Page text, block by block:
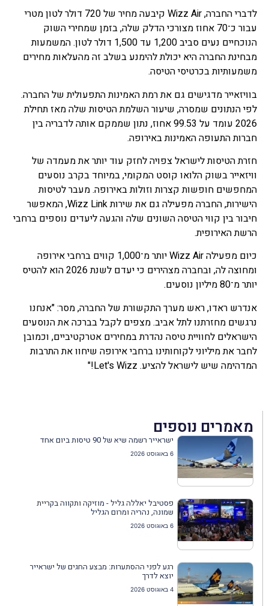
לדברי החברה, Wizz Air קיבעה מחיר של 720 דולר לטון מטרי
עבור כ־70 אחוז מצורכי הדלק שלה, בזמן שמחירי השוק
הנוכחיים נעים סביב 1,200 עד 1,500 דולר לטון. המשמעות
מבחינת החברה היא יכולת להימנע בשלב זה מהעלאות מחירים
משמעותיות בכרטיסי הטיסה.
בוויזאייר מדגישים גם את רמת האמינות התפעולית של החברה.
לפי הנתונים שמסרה, שיעור השלמת הטיסות שלה מאז תחילת
2026 עומד על 99.53 אחוז, נתון שממקם אותה לדבריה בין
חברות התעופה האמינות באירופה.
חזרת הטיסות לישראל צפויה לחזק עוד יותר את מעמדה של
וויזאייר בשוק הלואו קוסט המקומי, במיוחד בקרב נוסעים
המחפשים חופשות קצרות וזולות באירופה. מעבר לטיסות
הישירות, החברה מפעילה גם את שירות Wizz Link, המאפשר
חיבור בין קווי הטיסה השונים שלה והגעה ליעדים נוספים ברחבי
הרשת האירופית.
כיום מפעילה Wizz Air יותר מ־1,000 קווים ברחבי אירופה
ומחוצה לה, ובחברה מצהירים כי יעדם לשנת 2026 הוא להטיס
יותר מ־80 מיליון נוסעים.
אנדרש ראדו, ראש מערך התקשורת של החברה, מסר: "אנחנו
נרגשים מחזרתנו לתל אביב. מצפים לקבל בברכה את הנוסעים
הישראלים לחוויית טיסה נהדרת במחירים אטרקטיביים, וכמובן
לחבר את מיליוני לקוחותינו ברחבי אירופה שיחוו את התרבות
המדהימה שיש לישראל להציע. Let's Wizz!"
מאמרים נוספים
ישראייר רשמה שיא של 90 טיסות ביום אחד
6 באוגוסט 2026
פסטיבל יאללה גליל - מוזיקה ותקווה בקריית
שמונה, נהריה ומרום הגליל
6 באוגוסט 2026
רגע לפני ההסתערות: מבצע החגים של ישראייר
יוצא לדרך
4 באוגוסט 2026